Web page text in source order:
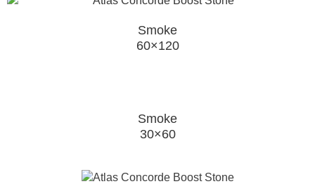
Smoke
60×120
Smoke
30×60